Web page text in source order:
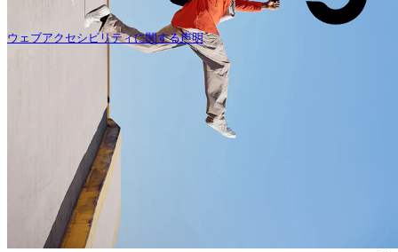
ウェブアクセシビリティに関する声明